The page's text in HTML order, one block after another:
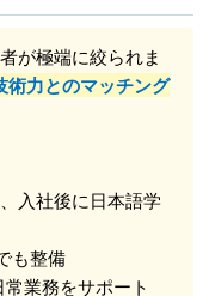
が極端に絞られま
術力とのマッチング
入社後に日本語学
も整備
業務をサポート